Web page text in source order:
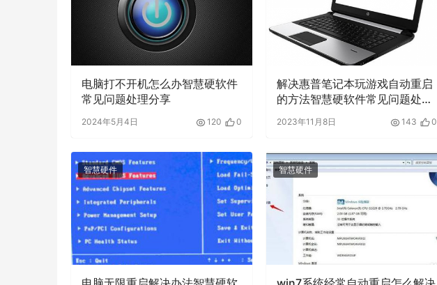
电脑打不开机怎么办智慧硬软件
常见问题处理分享
2024年5月4日 120 0
解决惠普笔记本玩游戏自动重启
的方法智慧硬软件常见问题处理
2023年11月8日 143 0
智慧硬件 智慧硬件